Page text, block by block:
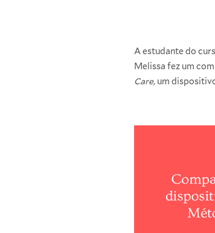
A estudante do
Melissa fez um
Care, um